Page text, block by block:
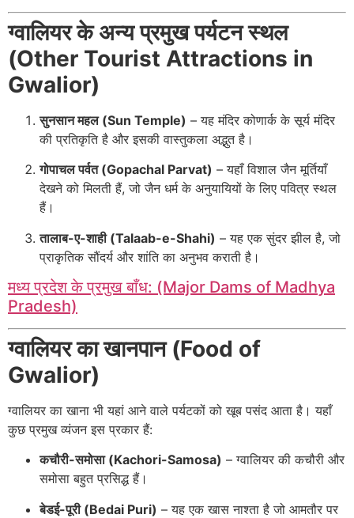
ग्वालियर के अन्य प्रमुख पर्यटन स्थल
(Other Tourist Attractions in
Gwalior)
सुनसान महल (Sun Temple) – यह मंदिर कोणार्क के सूर्य मंदिर
की प्रतिकृति है और इसकी वास्तुकला अद्भुत है।
गोपाचल पर्वत (Gopachal Parvat) – यहाँ विशाल जैन मूर्तियाँ
देखने को मिलती हैं, जो जैन धर्म के अनुयायियों के लिए पवित्र स्थल
हैं।
तालाब-ए-शाही (Talaab-e-Shahi) – यह एक सुंदर झील है, जो
प्राकृतिक सौंदर्य और शांति का अनुभव कराती है।
मध्य प्रदेश के प्रमुख बाँध: (Major Dams of Madhya
Pradesh)
ग्वालियर का खानपान (Food of
Gwalior)
ग्वालियर का खाना भी यहां आने वाले पर्यटकों को खूब पसंद आता है। यहाँ
कुछ प्रमुख व्यंजन इस प्रकार हैं:
कचौरी-समोसा (Kachori-Samosa) – ग्वालियर की कचौरी और
समोसा बहुत प्रसिद्ध हैं।
बेडई-पूरी (Bedai Puri) – यह एक खास नाश्ता है जो आमतौर पर